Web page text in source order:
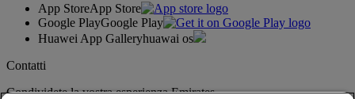
App StoreApp Store
Google PlayGoogle Play
Huawei App Galleryhuawai os
Contatti
Condividete la vostra esperienza Emirates.